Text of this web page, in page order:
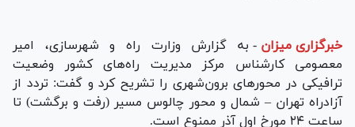
خبرگزاری میزان - به گزارش وزارت راه و شهرسازی، امیر
معصومی کارشناس مرکز مدیریت راه‌های کشور وضعیت
ترافیکی در محور‌های برون‌شهری را تشریح کرد و گفت: تردد از
آزادراه تهران – شمال و محور چالوس مسیر (رفت و برگشت) تا
ساعت ۲۴ مورخ اول آذر ممنوع است.